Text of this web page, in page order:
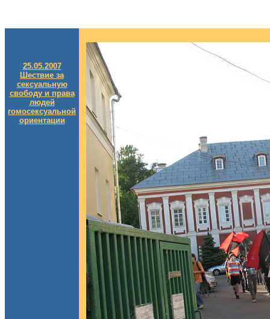
25.05.2007
Шествие за
сексуальную
свободу и права
людей
гомосексуальной
ориентации